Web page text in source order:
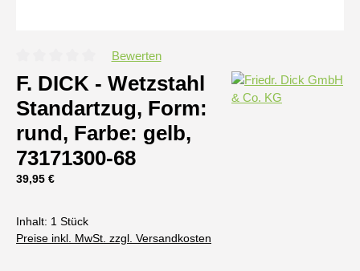
Durchschnittliche Bewertung von 0 von 5 Sternen
Bewerten
F. DICK - Wetzstahl
Standartzug, Form:
rund, Farbe: gelb,
73171300-68
Regulärer Preis:
39,95 €
Inhalt: 1 Stück
Preise inkl. MwSt. zzgl. Versandkosten